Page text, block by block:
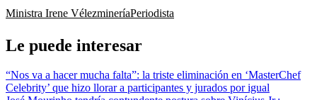
Ministra Irene VélezmineríaPeriodista
Le puede interesar
“Nos va a hacer mucha falta”: la triste eliminación en ‘MasterChef
Celebrity’ que hizo llorar a participantes y jurados por igual